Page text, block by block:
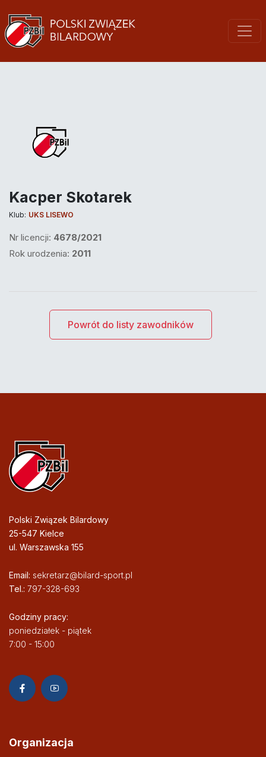
Kacper Skotarek
Klub: UKS LISEWO
Nr licencji: 4678/2021
Rok urodzenia: 2011
Powrót do listy zawodników
Polski Związek Bilardowy
25-547 Kielce
ul. Warszawska 155
Email: sekretarz@bilard-sport.pl
Tel.: 797-328-693
Godziny pracy:
poniedziałek - piątek
7:00 - 15:00
Organizacja